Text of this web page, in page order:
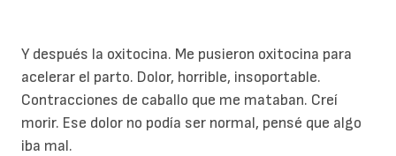
Y después la oxitocina. Me pusieron oxitocina para
acelerar el parto. Dolor, horrible, insoportable.
Contracciones de caballo que me mataban. Creí
morir. Ese dolor no podía ser normal, pensé que algo
iba mal.